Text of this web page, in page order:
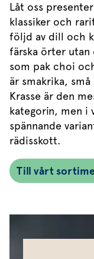
Låt oss
klassiker och
följd av dill och
färska örter utan
som pak choi
är smakrika,
Krasse är den
kategorin, men i
spännande
rädisskott.
Till vårt